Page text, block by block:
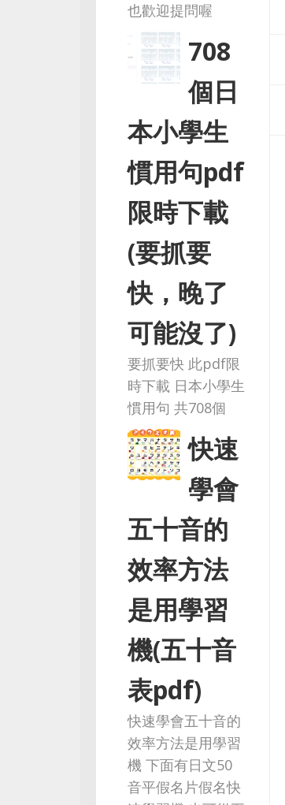
也歡迎提問喔
708
個日
本小學生
慣用句pdf
限時下載
(要抓要
快，晚了
可能沒了)
要抓要快 此pdf限
時下載 日本小學生
慣用句 共708個
快速
學會
五十音的
效率方法
是用學習
機(五十音
表pdf)
快速學會五十音的
效率方法是用學習
機 下面有日文50
音平假名片假名快